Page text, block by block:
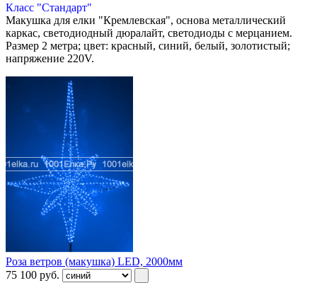
Класс "Стандарт"
Макушка для елки "Кремлевская", основа металлический
каркас, светодиодный дюралайт, светодиоды с мерцанием.
Размер 2 метра; цвет: красный, синий, белый, золотистый;
напряжение 220V.
Роза ветров (макушка) LED, 2000мм
75 100 руб.